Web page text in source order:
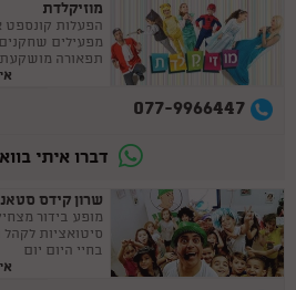
מוזיקלדת
הפעלות קונספט
מפעילים
תפאורה
077-9966447
דברו איתי
שרון קידס
מופע בידור
סיטואציות
בחיי היום יום